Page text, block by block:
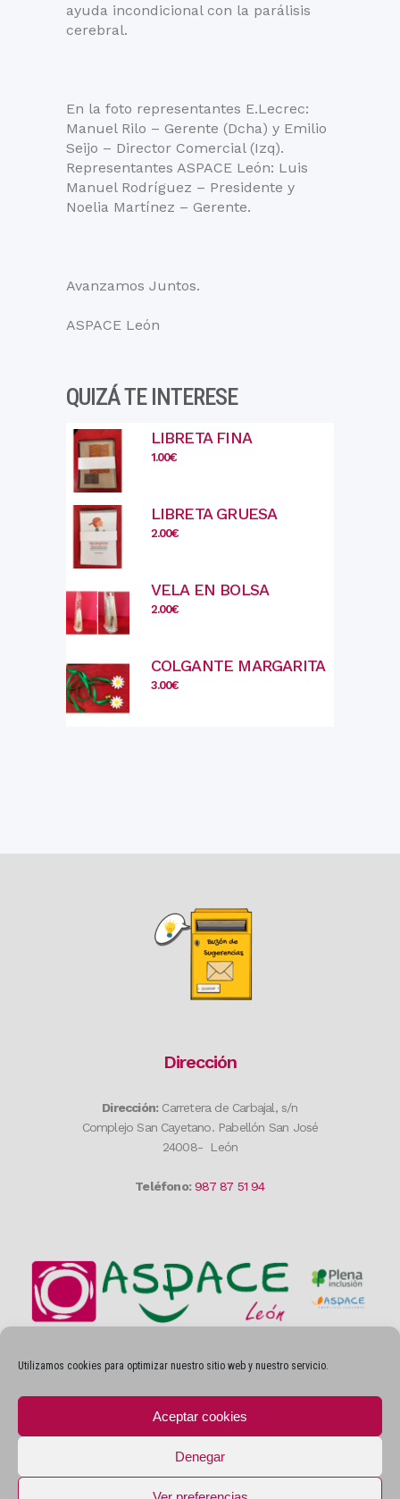
Utilizamos cookies para optimizar nuestro sitio web y nuestro servicio.
Aceptar cookies
Denegar
ayuda incondicional con la parálisis
cerebral.
En la foto representantes E.Lecrec:
Manuel Rilo – Gerente (Dcha) y Emilio
Seijo – Director Comercial (Izq).
Representantes ASPACE León: Luis
Manuel Rodríguez – Presidente y
Noelia Martínez – Gerente.
Avanzamos Juntos.
ASPACE León
QUIZÁ TE INTERESE
LIBRETA FINA
1.00€
LIBRETA GRUESA
2.00€
VELA EN BOLSA
2.00€
COLGANTE MARGARITA
3.00€
Dirección
Dirección:Carretera de Carbajal, s/n
Complejo San Cayetano. Pabellón San José
24008- León
Teléfono: 987 87 51 94
Privacidad
AVISOS LEGALES
POLÍTICA DE PRIVACIDAD